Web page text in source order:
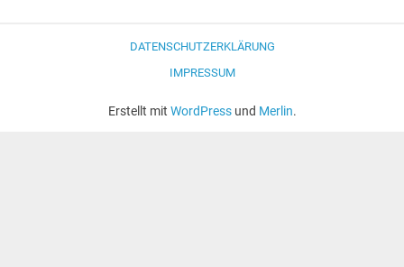
DATENSCHUTZERKLÄRUNG
IMPRESSUM
Erstellt mit WordPressund Merlin.